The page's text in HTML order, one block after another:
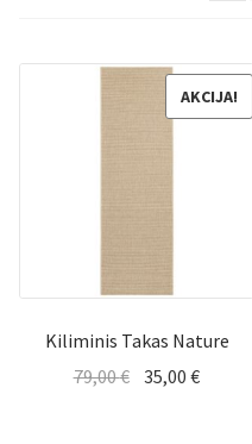
Kiliminis Takas Nature
AKCIJA!
79,00€ Original
35,00€Current